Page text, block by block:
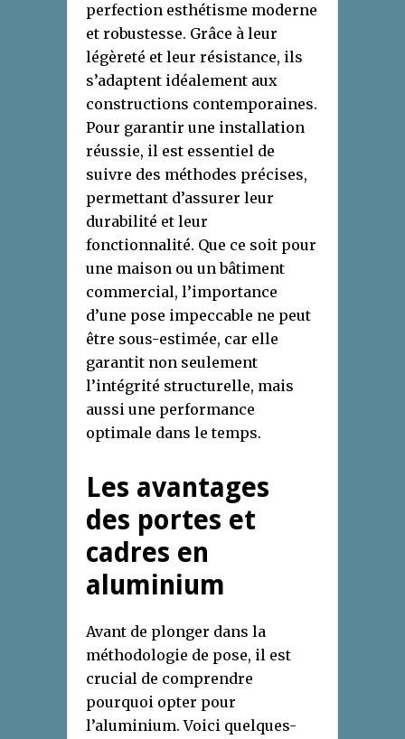
perfection esthétisme moderne
et robustesse. Grâce à leur
légèreté et leur résistance, ils
s’adaptent idéalement aux
constructions contemporaines.
Pour garantir une installation
réussie, il est essentiel de
suivre des méthodes précises,
permettant d’assurer leur
durabilité et leur
fonctionnalité. Que ce soit pour
une maison ou un bâtiment
commercial, l’importance
d’une pose impeccable ne peut
être sous-estimée, car elle
garantit non seulement
l’intégrité structurelle, mais
aussi une performance
optimale dans le temps.
Les avantages
des portes et
cadres en
aluminium
Avant de plonger dans la
méthodologie de pose, il est
crucial de comprendre
pourquoi opter pour
l’aluminium. Voici quelques-